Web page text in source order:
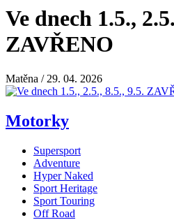
Ve dnech 1.5.,
ZAVŘENO
Matěna / 29. 04. 2026
Motorky
Supersport
Adventure
Hyper Naked
Sport Heritage
Sport Touring
Off Road